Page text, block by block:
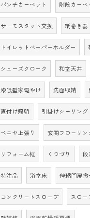
パンチカーペット 階段カーペ
サーモスタット交換 紙巻き器
トイレットペーパーホルダー
シューズクローク 和室天井
漆喰壁家電やけ 洗面収納
直付け照明 引掛けシーリング
ベニヤ上張り 玄関フローリン
リフォーム框 くつづり 段
特注品 浴室床 伸縮門扉撤
コンクリートスロープ スロー